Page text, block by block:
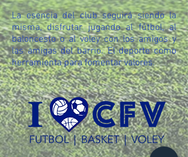
La esencia del club seguirá siendo la
misma, disfrutar jugando al fútbol, al
baloncesto o al voley con los amigos y
las amigas del barrio. El deporte como
herramienta para fomentar valores.